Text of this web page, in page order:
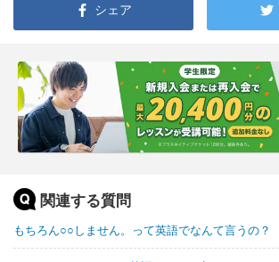
シェア
関連する質問
もちろん○○しません。って英語でなんて言うの？